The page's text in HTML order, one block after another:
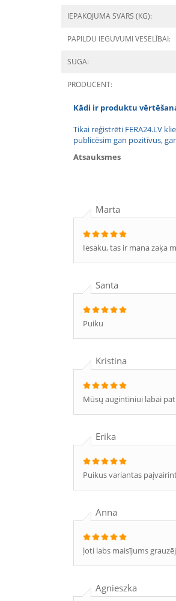
IEPAKOJUMA SVARS (KG):
PAPILDU IEGUVUMI VESELĪBAI:
SUGA:
PRODUCENT:
Kādi ir produktu
Tikai reģistrēti FERA24.LV
publicēsim gan pozitīvus,
Atsauksmes
Marta
Iesaku, tas ir mana zaķa
Santa
Puiku
Kristina
Mūsų augintiniui labai
Erika
Puikus variantas
Anna
ļoti labs maisījums
Agnieszka